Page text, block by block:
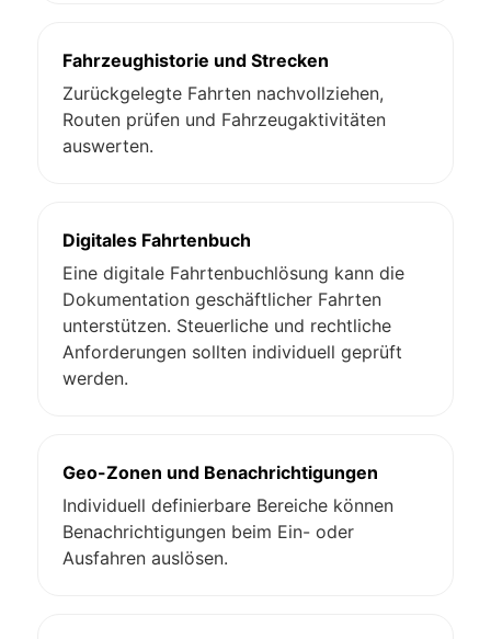
Fahrzeughistorie und Strecken
Zurückgelegte Fahrten nachvollziehen,
Routen prüfen und Fahrzeugaktivitäten
auswerten.
Digitales Fahrtenbuch
Eine digitale Fahrtenbuchlösung kann die
Dokumentation geschäftlicher Fahrten
unterstützen. Steuerliche und rechtliche
Anforderungen sollten individuell geprüft
werden.
Geo-Zonen und Benachrichtigungen
Individuell definierbare Bereiche können
Benachrichtigungen beim Ein- oder
Ausfahren auslösen.